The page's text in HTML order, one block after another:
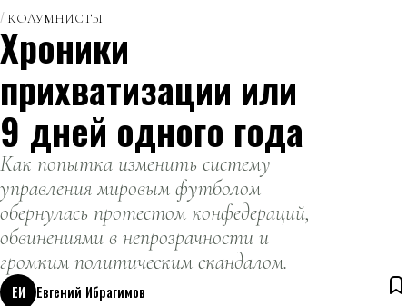
КОЛУМНИСТЫ
Хроники
прихватизации или
9 дней одного года
Как попытка изменить систему
управления мировым футболом
обернулась протестом конфедераций,
обвинениями в непрозрачности и
громким политическим скандалом.
ЕИ
Евгений Ибрагимов